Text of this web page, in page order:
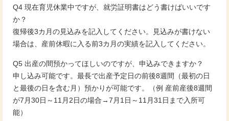
Q4 現在育児休業中ですが、就労証明書はどう書けばいいです
か？
復帰後3カ月の見込みを記入してください。見込みが書けない
場合は、産前休暇に入る前3カ月の実績を記入してください。
Q5 出産の間預かってほしいのですが、申込みできますか？
申し込み可能です。最長で出産予定日の前後8週間（最初の日
と最後の日を含む月）預かりが可能です。（例 産前産後8週間
が7月30日～11月2日の場合→7月1日～11月31日まで入所可
能）